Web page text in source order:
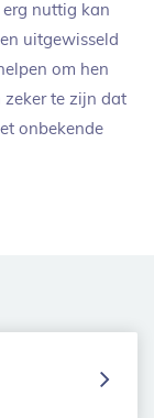
erg nuttig kan
uitgewisseld
om hen
zeker te zijn dat
onbekende